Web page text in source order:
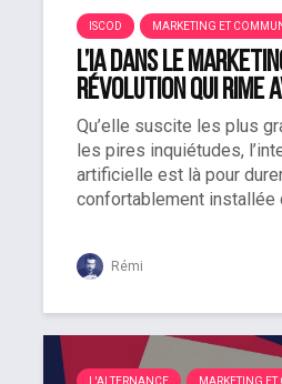
ISCOD MARKETING ET
L’IA dans le
révolution qui rime
Qu’elle suscite les plus
les pires inquiétudes,
artificielle est là pour
confortablement installée
Rémi
L'ALTERNANCE MARKETING